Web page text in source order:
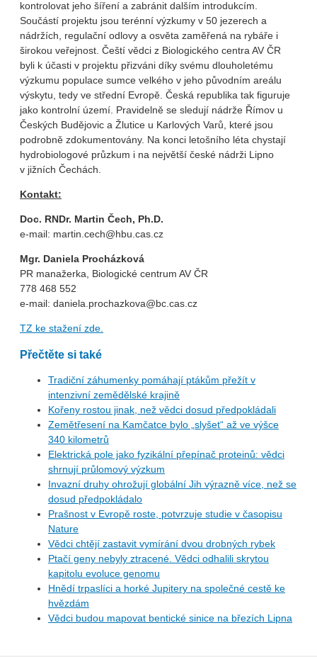
kontrolovat jeho šíření a zabránit dalším introdukcím.
Součástí projektu jsou terénní výzkumy v 50 jezerech a
nádržích, regulační odlovy a osvěta zaměřená na rybáře i
širokou veřejnost. Čeští vědci z Biologického centra AV ČR
byli k účasti v projektu přizváni díky svému dlouholetému
výzkumu populace sumce velkého v jeho původním areálu
výskytu, tedy ve střední Evropě. Česká republika tak figuruje
jako kontrolní území. Pravidelně se sledují nádrže Římov u
Českých Budějovic a Žlutice u Karlových Varů, které jsou
podrobně zdokumentovány. Na konci letošního léta chystají
hydrobiologové průzkum i na největší české nádrži Lipno
v jižních Čechách.
Kontakt:
Doc. RNDr. Martin Čech, Ph.D.
e-mail: martin.cech@hbu.cas.cz
Mgr. Daniela Procházková
PR manažerka, Biologické centrum AV ČR
778 468 552
e-mail: daniela.prochazkova@bc.cas.cz
TZ ke stažení zde.
Přečtěte si také
Tradiční záhumenky pomáhají ptákům přežít v
intenzivní zemědělské krajině
Kořeny rostou jinak, než vědci dosud předpokládali
Zemětřesení na Kamčatce bylo „slyšet“ až ve výšce
340 kilometrů
Elektrická pole jako fyzikální přepínač proteinů: vědci
shrnují průlomový výzkum
Invazní druhy ohrožují globální Jih výrazně více, než se
dosud předpokládalo
Prašnost v Evropě roste, potvrzuje studie v časopisu
Nature
Vědci chtějí zastavit vymírání dvou drobných rybek
Ptačí geny nebyly ztracené. Vědci odhalili skrytou
kapitolu evoluce genomu
Hnědí trpaslíci a horké Jupitery na společné cestě ke
hvězdám
Vědci budou mapovat bentické sinice na březích Lipna